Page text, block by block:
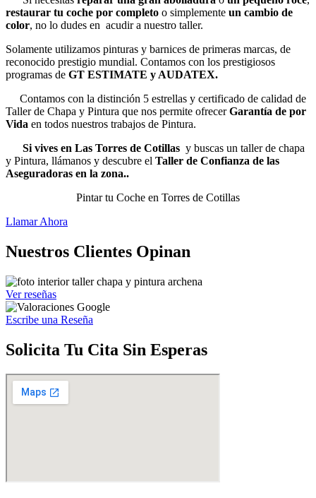
restaurar tu coche por completo o simplemente un cambio de
color, no lo dudes en acudir a nuestro taller.
Solamente utilizamos pinturas y barnices de primeras marcas, de
reconocido prestigio mundial. Contamos con los prestigiosos
programas de GT ESTIMATE y AUDATEX.
Contamos con la distinción 5 estrellas y certificado de calidad de
Taller de Chapa y Pintura que nos permite ofrecerGarantía de por
Vida en todos nuestros trabajos de Pintura.
Si vives en Las Torres de Cotillas y buscas un taller de chapa
y Pintura, llámanos y descubre el Taller de Confianza de las
Aseguradoras en la zona..
Pintar tu Coche en Torres de Cotillas
Llamar Ahora
Nuestros Clientes Opinan
Ver reseñas
Escribe una Reseña
Solicita Tu Cita Sin Esperas